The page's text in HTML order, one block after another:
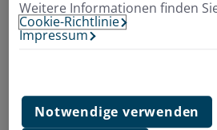
Weitere Informationen finden
Cookie-Richtlinie
Impressum
Notwendige verwenden